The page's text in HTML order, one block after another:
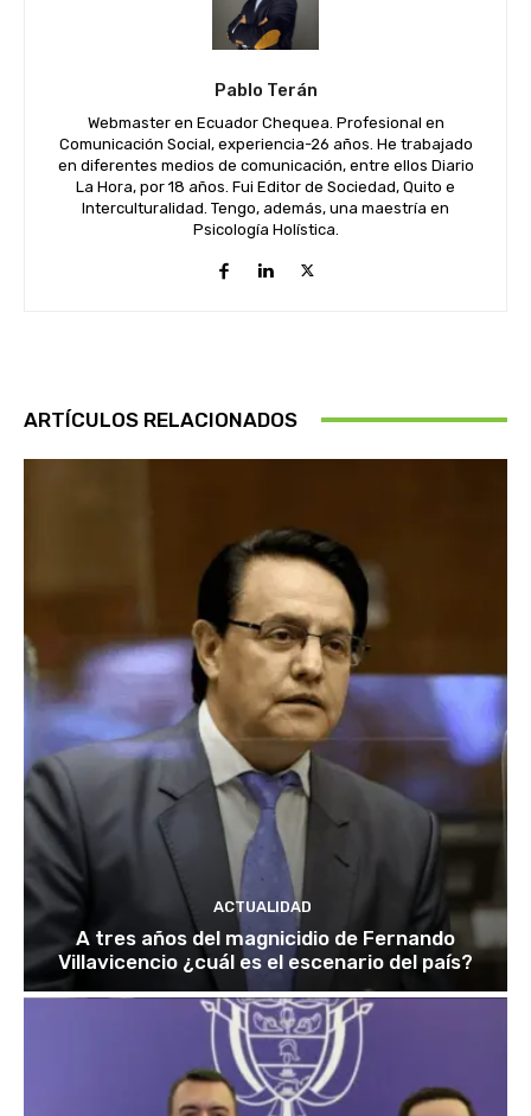
Pablo Terán
Webmaster en Ecuador Chequea. Profesional en
Comunicación Social, experiencia-26 años. He trabajado
en diferentes medios de comunicación, entre ellos Diario
La Hora, por 18 años. Fui Editor de Sociedad, Quito e
Interculturalidad. Tengo, además, una maestría en
Psicología Holística.
ARTÍCULOS RELACIONADOS
ACTUALIDAD
A tres años del magnicidio de Fernando
Villavicencio ¿cuál es el escenario del país?